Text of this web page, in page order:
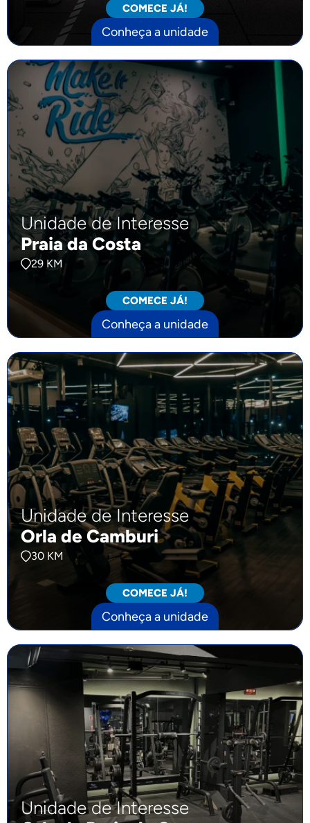
COMECE JÁ!
Conheça a unidade
Unidade de Interesse
Praia da Costa
29 KM
COMECE JÁ!
Conheça a unidade
Unidade de Interesse
Orla de Camburi
30 KM
COMECE JÁ!
Conheça a unidade
Unidade de Interesse